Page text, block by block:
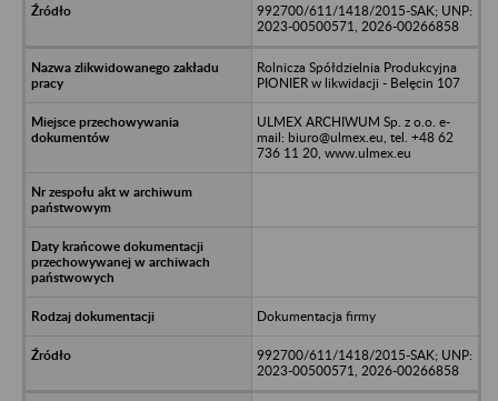
992700/611/1418/2015-SAK; UNP:
2023-00500571, 2026-00266858
Rolnicza Spółdzielnia Produkcyjna
PIONIER w likwidacji - Belęcin 107
ULMEX ARCHIWUM Sp. z o.o. e-
mail: biuro@ulmex.eu, tel. +48 62
736 11 20, www.ulmex.eu
Dokumentacja firmy
992700/611/1418/2015-SAK; UNP:
2023-00500571, 2026-00266858